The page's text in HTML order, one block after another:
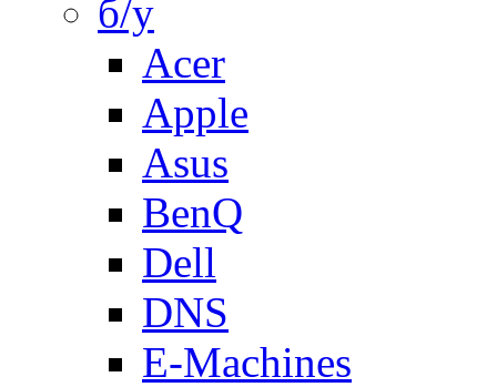
б/у
Acer
Apple
Asus
BenQ
Dell
DNS
E-Machines